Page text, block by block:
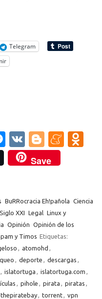
Telegram
M
es
se
g
er
V
K
Bl
o
g
er
M
a
m
e
kl
Save
BuRRocracia Eh!pañola Ciencia
XXI Legal Linux y
Opinión Opinión de los
y Timos Etiquetas:
atomohd
deporte descargas
islatortuga islatortuga.com
pihole pirata piratas
thepiratebay torrent vpn